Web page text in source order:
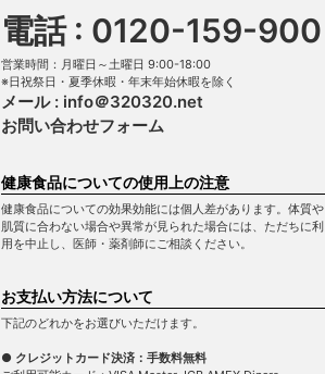
電話 : 0120-159-900
営業時間：月曜日～土曜日 9:00-18:00
※日祝祭日・夏季休暇・年末年始休暇を除く
メール : info＠320320.net
お問い合わせフォーム
健康食品についての使用上の注意
健康食品についての効果効能には個人差があります。体質や
肌質に合わない場合や異常が見られた場合には、ただちに利
用を中止し、医師・薬剤師にご相談ください。
お支払い方法について
下記のどれかをお選びいただけます。
● クレジットカード決済：手数料無料